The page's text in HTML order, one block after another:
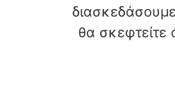
θα σκεφτείτε